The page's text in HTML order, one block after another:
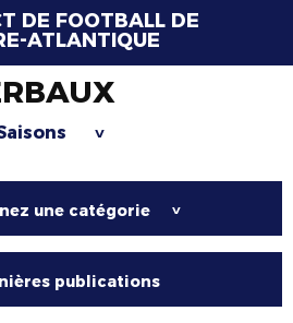
DE FOOTBALL DE
ATLANTIQUE
>
une catégorie >
publications